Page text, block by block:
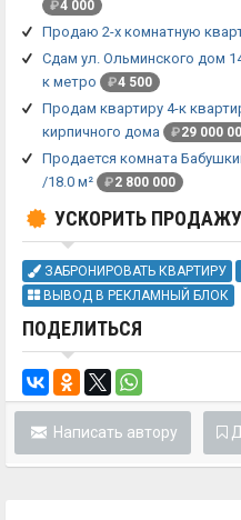
₽4 000
Продаю 2-х комнатную
Сдам ул. Ольминского дом
к метро
₽4 500
Продам квартиру 4-к
кирпичного дома
₽29 000
Продается комната
/18.0 м²
₽2 800 000
УСКОРИТЬ ПРОДАЖУ
ЗАБРОНИРОВАТЬ КВАРТИРУ
ВЫВОД В РЕКЛАМНЫЙ БЛОК
ПОДЕЛИТЬСЯ
Написать автору